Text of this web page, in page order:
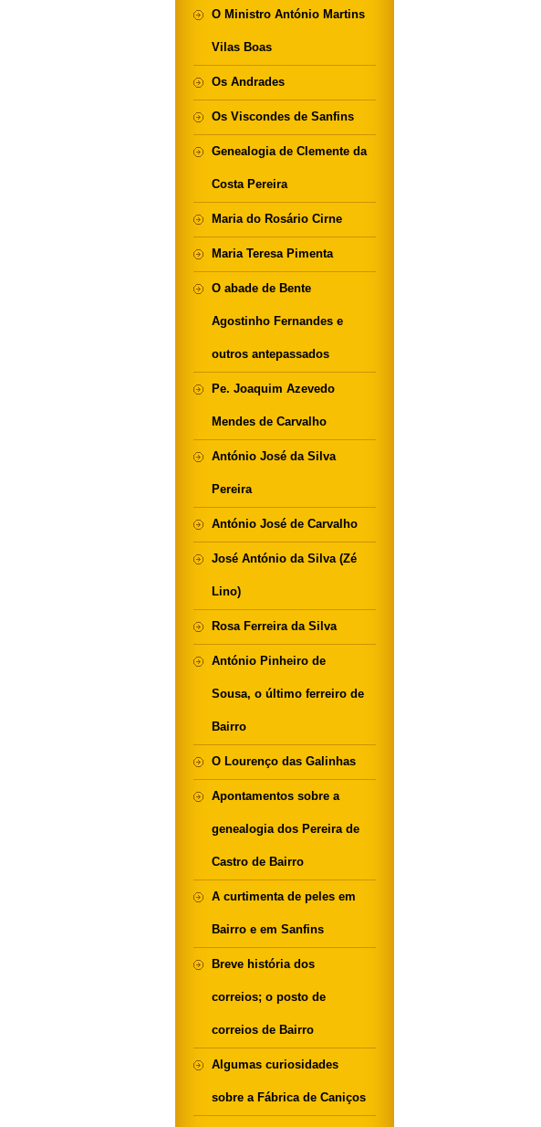
O Ministro António Martins
Vilas Boas
Os Andrades
Os Viscondes de Sanfins
Genealogia de Clemente da
Costa Pereira
Maria do Rosário Cirne
Maria Teresa Pimenta
O abade de Bente
Agostinho Fernandes e
outros antepassados
Pe. Joaquim Azevedo
Mendes de Carvalho
António José da Silva
Pereira
António José de Carvalho
José António da Silva (Zé
Lino)
Rosa Ferreira da Silva
António Pinheiro de
Sousa, o último ferreiro de
Bairro
O Lourenço das Galinhas
Apontamentos sobre a
genealogia dos Pereira de
Castro de Bairro
A curtimenta de peles em
Bairro e em Sanfins
Breve história dos
correios; o posto de
correios de Bairro
Algumas curiosidades
sobre a Fábrica de Caniços